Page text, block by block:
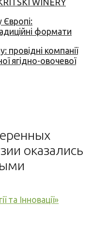
WINERY
Європі:
формати
компанії
ягідно-овочевої
оказались
та Інновації»